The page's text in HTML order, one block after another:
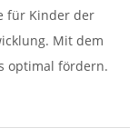
für Kinder der
Mit dem
optimal fördern.